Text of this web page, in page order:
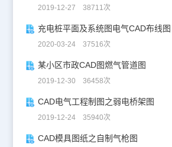
2019-12-27 38711次
充电桩平面及系统图电气CAD布线图
2020-03-24 37516次
某小区市政CAD图燃气管道图
2019-12-30 36458次
CAD电气工程制图之弱电桥架图
2019-12-24 35940次
CAD模具图纸之自制气枪图